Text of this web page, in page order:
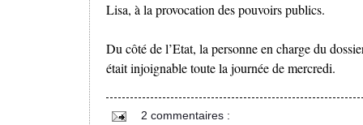
Lisa, à la provocation des pouvoirs publics.
Du côté de l’Etat, la personne en charge du
était injoignable toute la journée de mercredi.
2 commentaires :